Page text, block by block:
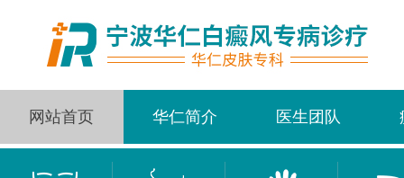
网站首页 华仁简介 医生团队